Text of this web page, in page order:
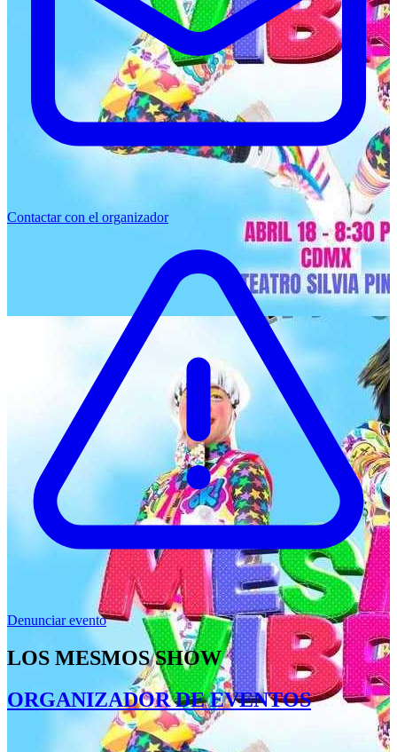
Contactar con el organizador
Denunciar evento
LOS MESMOS SHOW
ORGANIZADOR DE EVENTOS